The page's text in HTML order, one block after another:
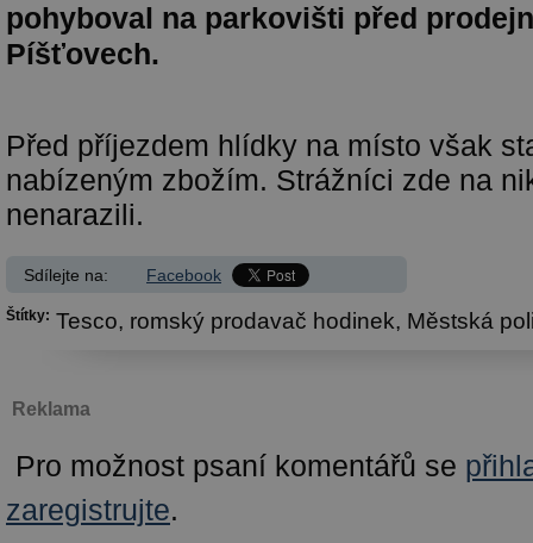
pohyboval na parkovišti před
Píšťovech.
Před příjezdem hlídky na místo však
nabízeným zbožím. Strážníci zde na
nenarazili.
Sdílejte na: Facebook
Štítky: Tesco, romský prodavač hodinek, Městská
Reklama
Pro možnost psaní komentářů se
zaregistrujte.